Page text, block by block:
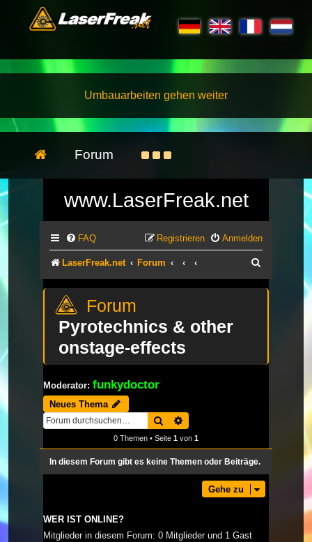
Umbauarbeiten gehen weiter
Forum
www.LaserFreak.net
FAQ Anmelden
Registrieren
LaserFreak.net Forum
Pyrotechnics & other
onstage-effects
Moderator: funkydoctor
Neues Thema
Suche
0 Themen • Seite 1 von 1
In diesem Forum gibt es keine Themen oder Beiträge.
Gehe zu
WER IST ONLINE?
Mitglieder in diesem Forum: 0 Mitglieder und 1 Gast